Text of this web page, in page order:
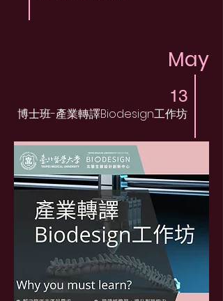
May
13
博士班-產業轉譯Biodesign工作坊